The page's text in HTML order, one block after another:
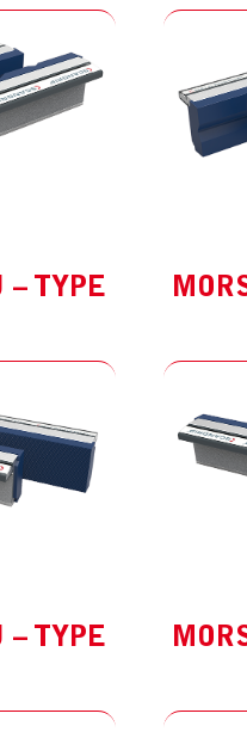
– TYPE
– TYPE